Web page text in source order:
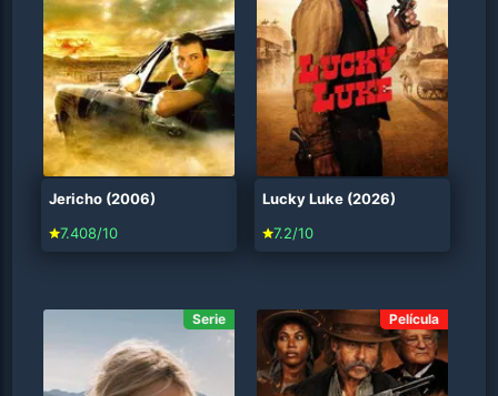
Jericho (2006)
7.408/10
Lucky Luke (2026)
7.2/10
Serie Película